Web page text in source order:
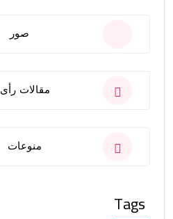
صور
مقالات رأى
منوعات
Tags